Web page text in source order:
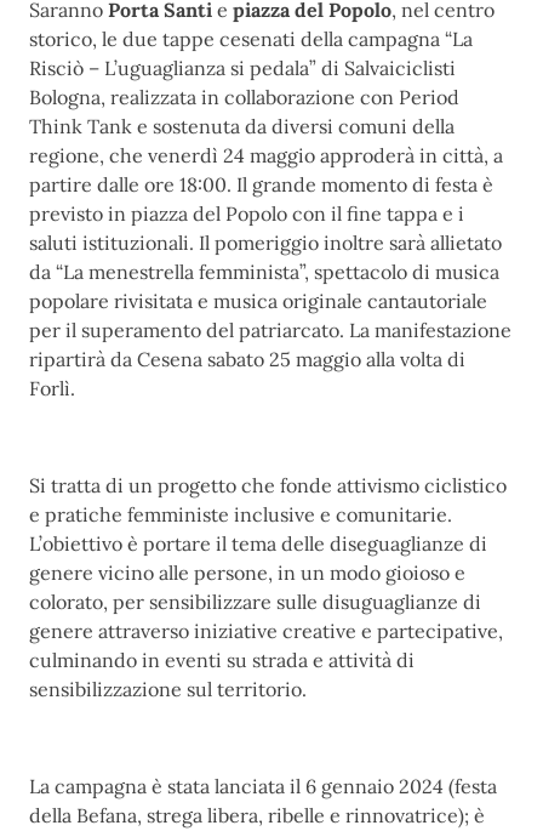
Saranno Porta Santi e piazza del Popolo, nel centro
storico, le due tappe cesenati della campagna “La
Risciò – L’uguaglianza si pedala” di Salvaiciclisti
Bologna, realizzata in collaborazione con Period
Think Tank e sostenuta da diversi comuni della
regione, che venerdì 24 maggio approderà in città, a
partire dalle ore 18:00. Il grande momento di festa è
previsto in piazza del Popolo con il fine tappa e i
saluti istituzionali. Il pomeriggio inoltre sarà allietato
da “La menestrella femminista”, spettacolo di musica
popolare rivisitata e musica originale cantautoriale
per il superamento del patriarcato. La manifestazione
ripartirà da Cesena sabato 25 maggio alla volta di
Forlì.
Si tratta di un progetto che fonde attivismo ciclistico
e pratiche femministe inclusive e comunitarie.
L’obiettivo è portare il tema delle diseguaglianze di
genere vicino alle persone, in un modo gioioso e
colorato, per sensibilizzare sulle disuguaglianze di
genere attraverso iniziative creative e partecipative,
culminando in eventi su strada e attività di
sensibilizzazione sul territorio.
La campagna è stata lanciata il 6 gennaio 2024 (festa
della Befana, strega libera, ribelle e rinnovatrice); è